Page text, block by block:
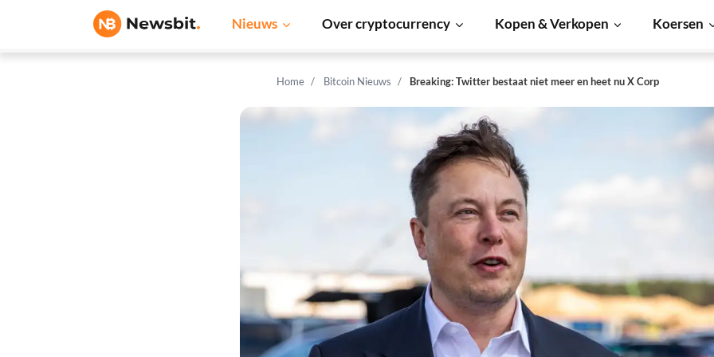
Nieuws Over cryptocurrency Kopen & Verkopen Koersen
Home Bitcoin Nieuws Breaking: Twitter bestaat niet meer en heet nu X Corp